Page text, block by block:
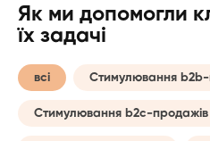
Як ми допомогли
їх задачі
всі Стимулювання b2b-
Стимулювання b2c-продажів